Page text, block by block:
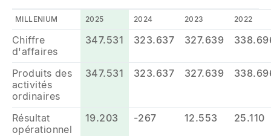
MILLENIUM 2025 2024 2023 2022
Chiffre
d'affaires
347.531 323.637 327.639
Produits des
activités
ordinaires
347.531 323.637 327.639
Résultat
opérationnel
19.203 -267 12.553 25.110